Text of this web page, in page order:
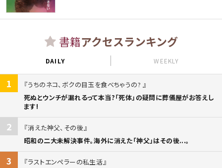
書籍アクセスランキング
DAILY WEEKLY
1
うちのネコ、ボクの目玉を食べちゃうの?
死ぬとウンチが漏れるって本当?「死体」の疑問に葬儀屋がお答えし
ます!
2
消えた神父、その後
昭和の二大未解決事件。海外に消えた「神父」はその後...。
3
ラストエンペラーの私生活